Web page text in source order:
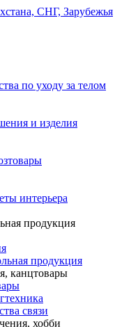
по уходу за телом
и изделия
интерьера
продукция
продукция
канцтовары
связи
хобби